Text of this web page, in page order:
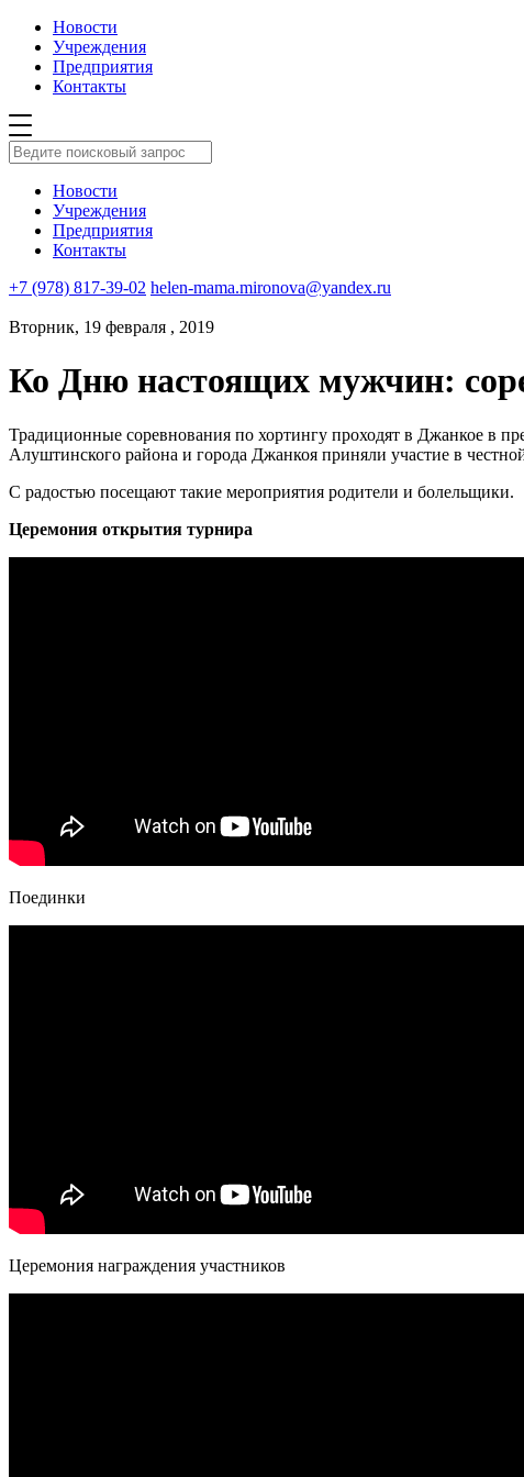
Новости
Учреждения
Предприятия
Контакты
Новости
Учреждения
Предприятия
Контакты
+7 (978) 817-39-02 helen-mama.mironova@yandex.ru
Вторник, 19 февраля , 2019
Ко Дню настоящих мужчин:
Традиционные соревнования по хортингу проходят в Джанкое в
Алуштинского района и города Джанкоя приняли участие в
С радостью посещают такие мероприятия родители и болельщики.
Церемония открытия турнира
Поединки
Церемония награждения участников